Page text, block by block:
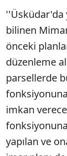
''Üsküdar'da
bilinen
önceki
düzenleme
parsellerde
fonksiyonuna
imkan
yapılan ve